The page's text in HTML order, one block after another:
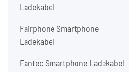
Ladekabel
Fairphone Smartphone
Ladekabel
Fantec Smartphone Ladekabel